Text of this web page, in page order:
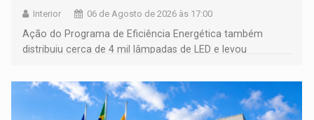
Interior 06 de Agosto de 2026 às 17:00
Ação do Programa de Eficiência Energética também
distribuiu cerca de 4 mil lâmpadas de LED e levou
comunidade